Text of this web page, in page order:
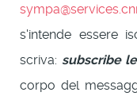
s'intende essere
scriva: subscribe
corpo del